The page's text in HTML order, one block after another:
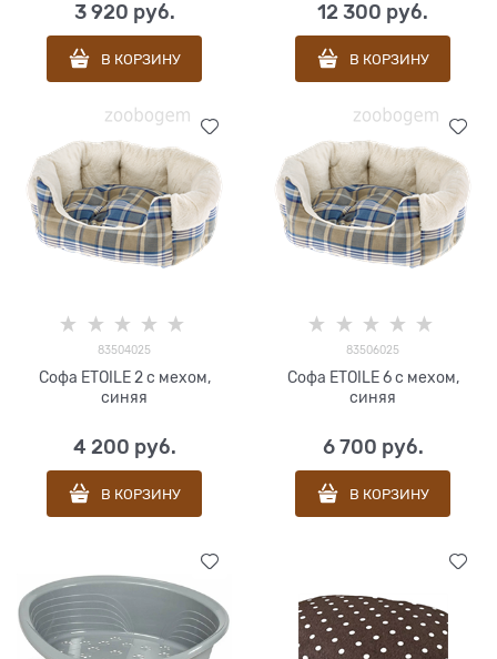
3 920 руб.
В КОРЗИНУ
12 300 руб.
В КОРЗИНУ
83504025
Софа ETOILE 2 с мехом,
синяя
4 200 руб.
В КОРЗИНУ
83506025
Софа ETOILE 6 с мехом,
синяя
6 700 руб.
В КОРЗИНУ